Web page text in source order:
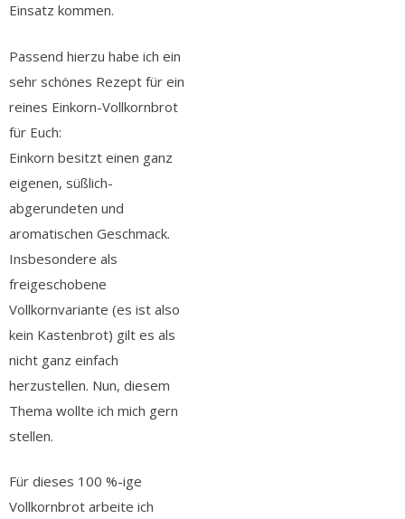
Einsatz kommen.
Passend hierzu habe ich ein
sehr schönes Rezept für ein
reines Einkorn-Vollkornbrot
für Euch:
Einkorn besitzt einen ganz
eigenen, süßlich-
abgerundeten und
aromatischen Geschmack.
Insbesondere als
freigeschobene
Vollkornvariante (es ist also
kein Kastenbrot) gilt es als
nicht ganz einfach
herzustellen. Nun, diesem
Thema wollte ich mich gern
stellen.
Für dieses 100 %-ige
Vollkornbrot arbeite ich